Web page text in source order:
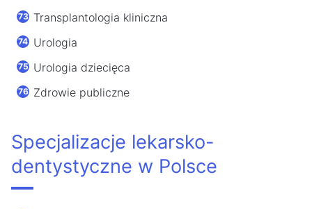
Transplantologia kliniczna
Urologia
Urologia dziecięca
Zdrowie publiczne
Specjalizacje lekarsko-
dentystyczne w Polsce